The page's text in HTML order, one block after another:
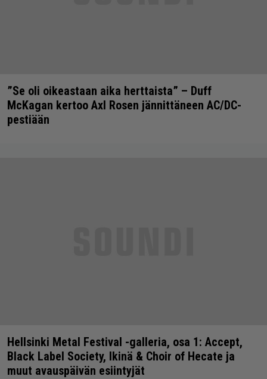
”Se oli oikeastaan aika herttaista” – Duff
McKagan kertoo Axl Rosen jännittäneen AC/DC-
pestiään
Hellsinki Metal Festival -galleria, osa 1: Accept,
Black Label Society, Ikinä & Choir of Hecate ja
muut avauspäivän esiintyjät